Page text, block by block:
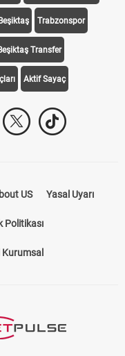
Süper Lig Haberleri
Trabzonspor
Transfer
Aktif Sayaç